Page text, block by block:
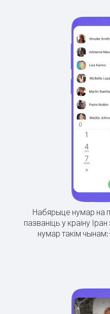
Набярыце нумар на
пазваніць у краіну
нумар такім чынам: